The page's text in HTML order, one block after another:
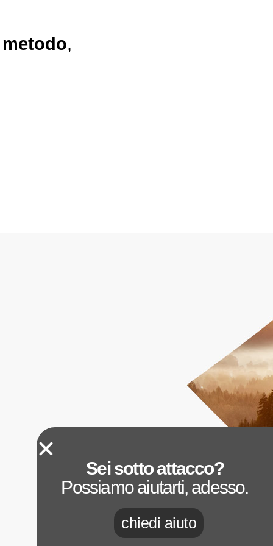
metodo,
Sei sotto attacco?
Possiamo aiutarti, adesso.
chiedi aiuto